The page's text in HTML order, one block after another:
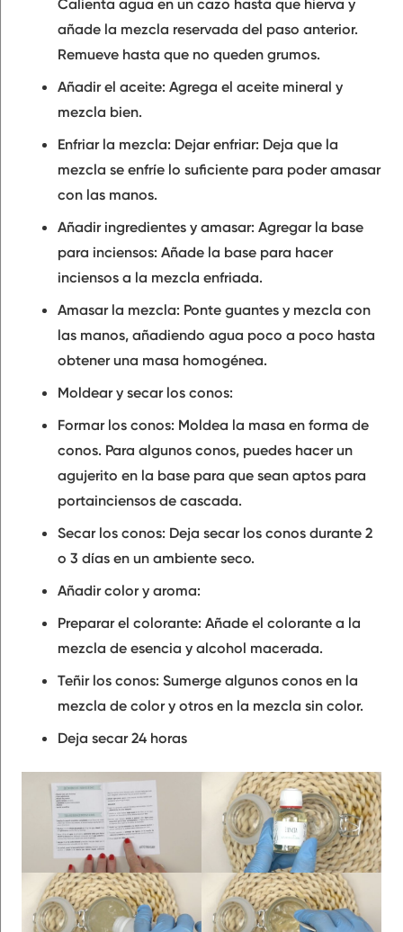
añade la mezcla reservada del paso anterior.
Remueve hasta que no queden grumos.
Añadir el aceite: Agrega el aceite mineral y
mezcla bien.
Enfriar la mezcla: Dejar enfriar: Deja que la
mezcla se enfríe lo suficiente para poder amasar
con las manos.
Añadir ingredientes y amasar: Agregar la base
para inciensos: Añade la base para hacer
inciensos a la mezcla enfriada.
Amasar la mezcla: Ponte guantes y mezcla con
las manos, añadiendo agua poco a poco hasta
obtener una masa homogénea.
Moldear y secar los conos:
Formar los conos: Moldea la masa en forma de
conos. Para algunos conos, puedes hacer un
agujerito en la base para que sean aptos para
portainciensos de cascada.
Secar los conos: Deja secar los conos durante 2
o 3 días en un ambiente seco.
Añadir color y aroma:
Preparar el colorante: Añade el colorante a la
mezcla de esencia y alcohol macerada.
Teñir los conos: Sumerge algunos conos en la
mezcla de color y otros en la mezcla sin color.
Deja secar 24 horas